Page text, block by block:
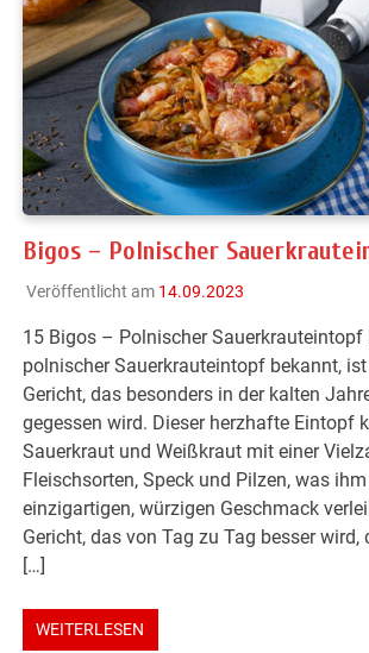
Bigos – Polnischer
Veröffentlicht am 14.09.2023
15 Bigos – Polnischer Sauerkrauteintopf
polnischer Sauerkrauteintopf bekannt,
Gericht, das besonders in der kalten
gegessen wird. Dieser herzhafte Eintopf
Sauerkraut und Weißkraut mit einer
Fleischsorten, Speck und Pilzen, was
einzigartigen, würzigen Geschmack
Gericht, das von Tag zu Tag besser wird,
[…]
WEITERLESEN